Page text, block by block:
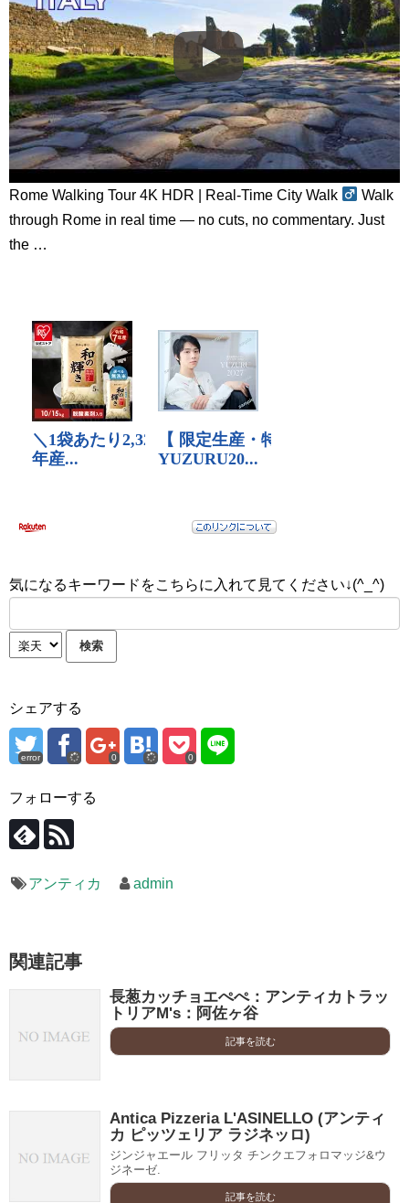
Rome Walking Tour 4K HDR | Real-Time City Walk ‍
Walk
through Rome in real time — no cuts, no commentary. Just
the …
気になるキーワードをこちらに入れて見てください↓(^_^)
シェアする
error 0 0
フォローする
アンティカ admin
関連記事
長葱カッチョエぺぺ：アンティカトラッ
トリアM's：阿佐ヶ谷
記事を読む
Antica Pizzeria L'ASINELLO (アンティ
カ ピッツェリア ラジネッロ)
ジンジャエール フリッタ チンクエフォロマッジ&ウ
ジネーゼ.
記事を読む